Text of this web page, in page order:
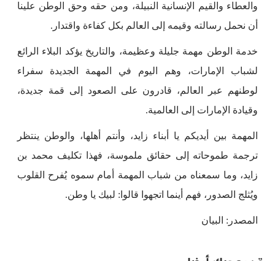
والعطاء والقيم الإنسانية النبيلة، ومن حقه وحق الوطن علينا
أن نحمل رسالته وقيمه إلى العالم بكل كفاءة واقتدار.
خدمة الوطن مهمة جليلة وعظيمة، والتاريخ يؤكد البلاء الرائع
لشباب الإمارات، وهم اليوم في المهمة الجديدة سفراء
لوطنهم عبر العالم، قادرون على الصعود إلى قمة جديدة،
وقيادة الإمارات إلى العالمية.
المهمة بين أيديكم يا أبناء زايد، وأنتم أهلها، والوطن ينتظر
ترجمة طموحاته إلى حقائق ملموسة، فهذا تكليف محمد بن
زايد، وما سمعناه من شباب المهمة أمام سموه يُفرح القلوب
ويُثلج الصدور، فهم أينما اتجهوا قالوا: لبيك يا وطن.
المصدر: البيان